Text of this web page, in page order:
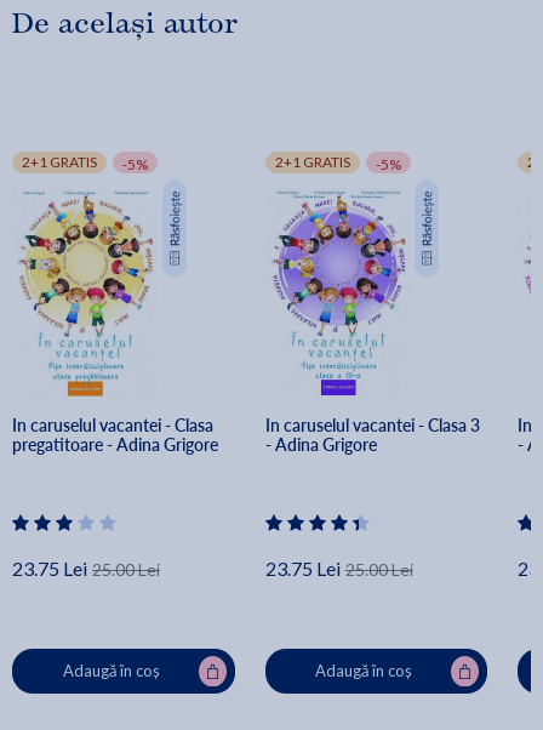
De același autor
2+1 GRATIS -5%
In caruselul vacantei - Clasa
pregatitoare - Adina Grigore
23.75 Lei 25.00 Lei
Adaugă în coș
2+1 GRATIS -5%
In caruselul vacantei - Clasa 3
- Adina Grigore
23.75 Lei 25.00 Lei
Adaugă în coș
In
-